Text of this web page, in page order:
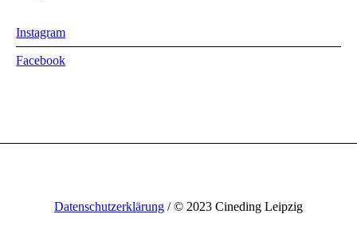
Instagram
Facebook
Datenschutzerklärung / © 2023 Cineding Leipzig